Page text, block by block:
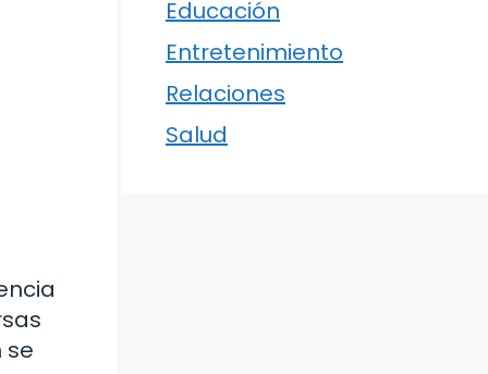
se
Educación
Entretenimiento
Relaciones
Salud